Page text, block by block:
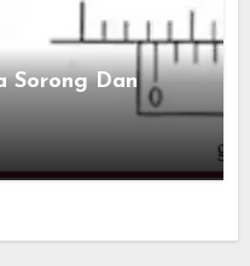
Sorong Dan